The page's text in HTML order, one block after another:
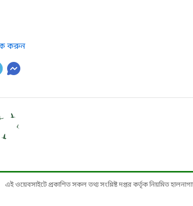
করুন
এই ওয়েবসাইটে প্রকাশিত সকল তথ্য সংশ্লিষ্ট দপ্তর কর্তৃক নিয়মিত